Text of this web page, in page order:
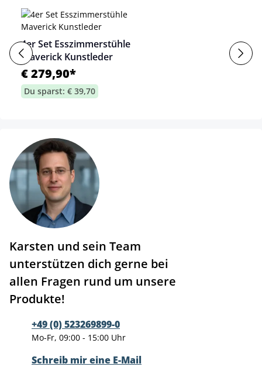
4er Set Esszimmerstühle
Maverick Kunstleder
€ 279,90*
Du sparst: € 39,70
Karsten und sein Team
unterstützen dich gerne bei
allen Fragen rund um unsere
Produkte!
+49 (0) 523269899-0
Mo-Fr, 09:00 - 15:00 Uhr
Schreib mir eine E-Mail